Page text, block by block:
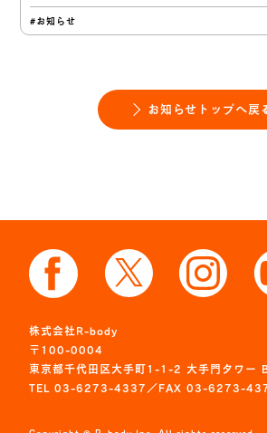
#お知らせ
お知らせトップへ戻
株式会社R-body
〒100-0004
東京都千代田区大手町1-1-2 大手門タワー
TEL 03-6273-4337／FAX 03-6273-